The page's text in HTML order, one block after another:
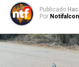
Publicado
Por Notifalcon